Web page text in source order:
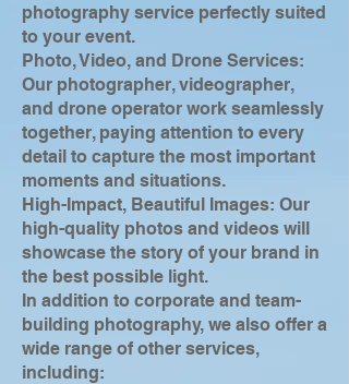
photography service perfectly suited
to your event.
Photo, Video, and Drone Services:
Our photographer, videographer,
and drone operator work seamlessly
together, paying attention to every
detail to capture the most important
moments and situations.
High-Impact, Beautiful Images: Our
high-quality photos and videos will
showcase the story of your brand in
the best possible light.
In addition to corporate and team-
building photography, we also offer a
wide range of other services,
including: